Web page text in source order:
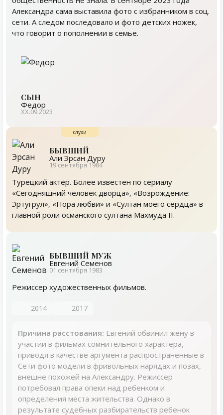
Александра сама выставила фото с избранником в соц.
сети. А следом последовало и фото детских ножек,
что говорит о пополнении в семье.
СЫН
Федор
ХХ.09.2023
БЫВШИЙ
Али Эрсан Дуру
19 сентября 1984
Турецкий актёр. Более известен по сериалу
«Сегодняшний человек дворца», «Возрождение:
Эртугрул», «Пора любви» и «Султан моего сердца» в
главной роли османского султана Махмуда II.
БЫВШИЙ МУЖ
Евгений Семенов
01 сентября 1983
Режиссер художественных фильмов.
2014 2017
Причина расстования: Евгений обвинил жену в
участии в фильмах сомнительного характера,
приводя в качестве аргумента распространенные в
Сети фото модели в фривольных нарядах и позах,
внешне похожей на Александру. Режиссер
потребовал права опеки над ребенком и
определения места жительства. Однако в
результате судебных разбирательств ребенок